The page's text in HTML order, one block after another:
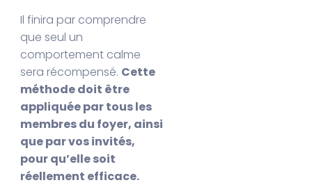
Il finira par comprendre
que seul un
comportement calme
sera récompensé. Cette
méthode doit être
appliquée par tous les
membres du foyer, ainsi
que par vos invités,
pour qu’elle soit
réellement efficace.